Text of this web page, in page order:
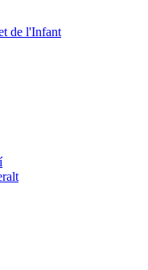
de l'Infant